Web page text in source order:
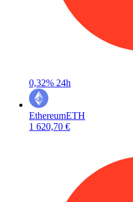
0,32% 24h
EthereumETH
1 620,70 €